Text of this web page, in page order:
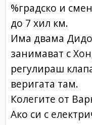
%градско и
до 7 хил км.
Има двама
занимават с
регулираш
веригата там.
Колегите от
Ако си с